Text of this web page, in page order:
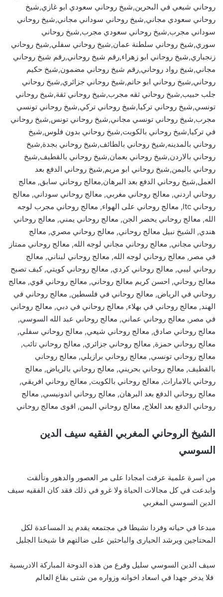
روحاني شيعي في البحرين,شيخ روحاني سعودي ابو غازي,شيخ
روحاني سعودي مجاني,شيخ روحاني سوداني مجاني,شيخ روحاني
سوداني مجرب,شيخ روحاني سعودي مجرب,شيخ روحاني
سوري,شيخ روحاني سلطنة عمان,شيخ روحاني سفلي,شيخ روحاني
زنجباري,شيخ روحاني ابو زهراء,رقم شيخ روحاني,رقم شيخ روحاني
مجاني,شيخ رواد روحاني,رقم شيخ روحاني مضمون,شيخ حكيم
روحاني,شيخ روحاني ابو حاتم,شيخ روحاني جزائري,شيخ روحاني
جلب حبيب,شيخ روحاني ثقه مجرب,شيخ روحاني ثقة,شيخ روحاني
تونسي,شيخ روحاني تركيا,شيخ روحاني تركي,شيخ روحاني تونسي
مجرب,شيخ روحاني تونسي مجاني,شيخ روحاني تونس,شيخ روحاني
في تركيا,شيخ روحاني بالكويت,شيخ روحاني بدون فلوس,شيخ
روحاني بالمدينه,شيخ روحاني بالطائف,شيخ روحاني بجدة,شيخ
روحاني بالاردن,شيخ روحاني بعمان,شيخ روحاني بالقطيف,شيخ
روحاني باليمن,شيخ روحاني ابو مريم,شيخ روحاني الدفع بعد
العمل,شيخ روحاني الدفع بعد البرهان,معالج روحاني سابق, معالج
روحاني اردني, معالج روحاني مغربي, معالج روحاني سوداني, معالج
روحاني ltc, معالج روحاني على الهواء, معالج روحاني مجرب لوجه
الله, معالج روحاني يحضر الجن, معالج روحاني يمني, معالج روحاني
هندي, الشيخ نبيل معالج روحاني, معالج روحاني مصري, معالج
روحاني مجاني, معالج روحاني مجاني لوجه الله, معالج روحاني ممتاز
في مصر, معالج روحاني لوجه الله, معالج روحاني لبناني, معالج
روحاني ليبي, معالج روحاني كردي, معالج روحاني كويتي, كيف تصبح
معالج روحاني, احسن كريم معالج روحاني, معالج روحاني قوي, معالج
روحاني في الرياض, معالج روحاني في فلسطين, معالج روحاني في
الهند, معالج روحاني في بهلاء, معالج روحاني في دبي, معالج روحاني
في مصر, معالج روحاني عماني, معالج روحاني عبد الله السوسي,
معالج روحاني صادق, معالج روحاني شيعي, معالج روحاني سفلي,
معالج روحاني حمزة, معالج روحاني جزائري, معالج روحاني تائب,
معالج روحاني تونسي, معالج روحاني برازيلي, معالج روحاني
بالقطيف, معالج روحاني بحريني, معالج روحاني بالرياض, معالج
روحاني بالامارات, معالج روحاني بالكويت, معالج روحاني افريقي,
معالج روحاني الدفع بعد البرهان, معالج روحاني اندونيسي, معالج
روحاني الدفع بعد العلاج, معالج روحاني اليمن, اقوى معالج روحاني
الشيخ الروحاني المغربي الفقيه سيف الدين
السوسي
من اسرة علمية عرفت امجادا على مر العصور والدهور وتألقت
وابدعت في كل مجالات الحياة ولا غرو في ذلك فقد كان الفقيه سيف
الدين السوسي المغربي
مبدعا في حياته وفردا نشيطا في مجتمعه يقدم يد المساعدة لكل
المحتاجين ويرشد الحيارى والباحثين على ضالتهم فا شيخنا الجليل
سيف الدين السوسي سليل وفرع من هذه الدوحة المباركة الادريسية
فلا يدخر جهدا في اسعاد اخوانه وزواره من شتى بقاع العالم